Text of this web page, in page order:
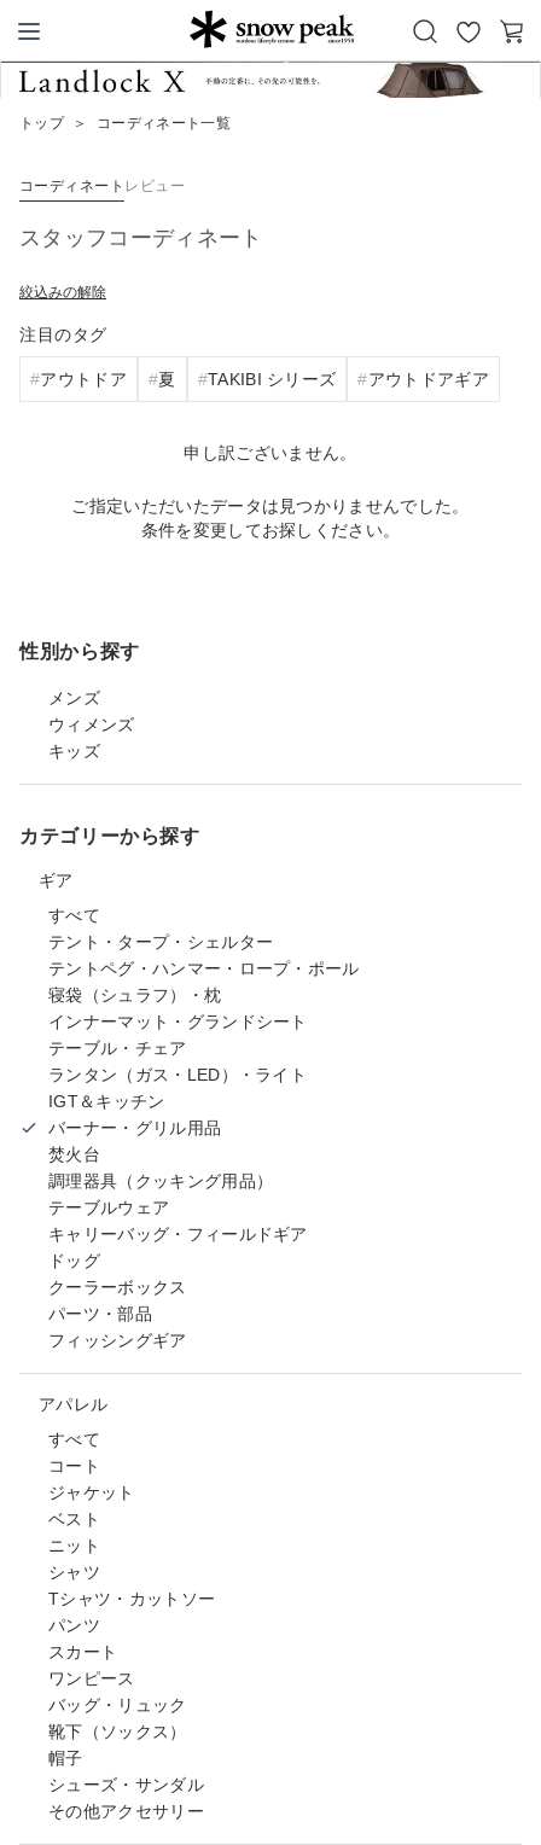
Snow Peak
お
気
カ
トップ ＞ コーディネート一覧
コーディネート レビュー
スタッフコーディネート
絞込みの解除
注目のタグ
アウトドア 夏 TAKIBI シリーズ アウトドアギア
申し訳ございません。
ご指定いただいたデータは見つかりませんでした。
条件を変更してお探しください。
性別から探す
メンズ
ウィメンズ
キッズ
カテゴリーから探す
ギア
すべて
テント・タープ・シェルター
テントペグ・ハンマー・ロープ・ポール
寝袋（シュラフ）・枕
インナーマット・グランドシート
テーブル・チェア
ランタン（ガス・LED）・ライト
IGT＆キッチン
バーナー・グリル用品
焚火台
調理器具（クッキング用品）
テーブルウェア
キャリーバッグ・フィールドギア
ドッグ
クーラーボックス
パーツ・部品
フィッシングギア
アパレル
すべて
コート
ジャケット
ベスト
ニット
シャツ
Tシャツ・カットソー
パンツ
スカート
ワンピース
バッグ・リュック
靴下（ソックス）
帽子
シューズ・サンダル
その他アクセサリー